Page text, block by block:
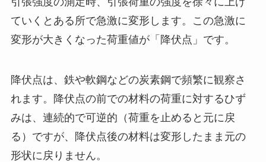
ていくとある所で急激に変形します。この急激に
変形が大きくなった荷重値が「降伏点」です。
降伏点は、鉄や軟鋼などの炭素鋼で頻繁に観察さ
れます。降伏点の前での材料の荷重に対するひず
みは、連続的で可逆的（荷重を止めると元に戻
る）ですが、降伏点後の材料は変形したまま元の
形状に戻りません。